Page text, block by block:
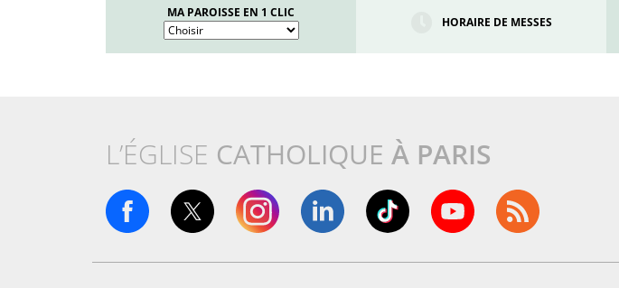
MA PAROISSE EN 1 CLIC
HORAIRE DE MESSES
L’ÉGLISE CATHOLIQUE À PARIS